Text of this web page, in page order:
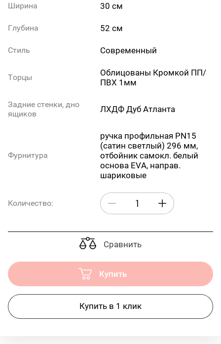
Ширина 30 см
Глубина 52 см
Стиль Современный
Торцы
Облицованы Кромкой ПП/
ПВХ 1мм
Задние стенки, дно
ящиков
ЛХДФ Дуб Атланта
Фурнитура
ручка профильная PN15
(сатин светлый) 296 мм,
отбойник самокл. белый
основа EVA, направ.
шариковые
Количество:
Сравнить
Купить
Купить в 1 клик